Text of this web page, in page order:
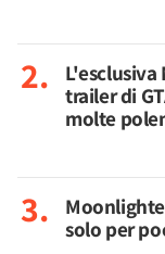
trailer di
molte
solo per